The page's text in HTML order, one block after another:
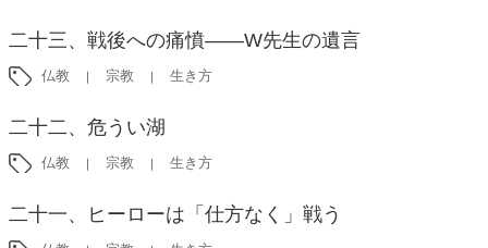
二十三、戦後への痛憤――W先生の遺言
仏教 宗教 生き方
二十二、危うい湖
仏教 宗教 生き方
二十一、ヒーローは「仕方なく」戦う